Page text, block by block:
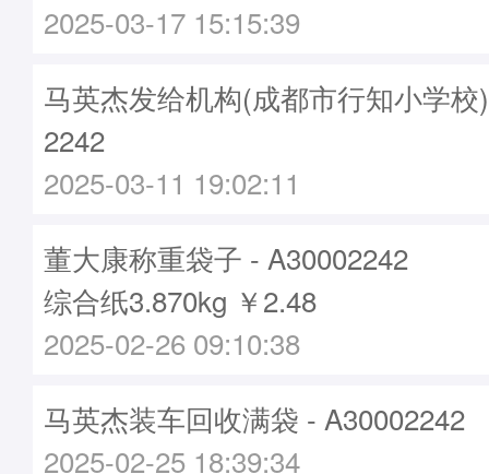
2025-03-17 15:15:39
马英杰发给机构(成都市行知小学
2242
2025-03-11 19:02:11
董大康称重袋子 - A30002242
综合纸3.870kg ￥2.48
2025-02-26 09:10:38
马英杰装车回收满袋 - A30002242
2025-02-25 18:39:34